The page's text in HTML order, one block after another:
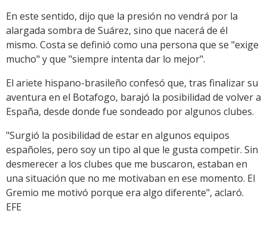
En este sentido, dijo que la presión no vendrá por la
alargada sombra de Suárez, sino que nacerá de él
mismo. Costa se definió como una persona que se "exige
mucho" y que "siempre intenta dar lo mejor".
El ariete hispano-brasileño confesó que, tras finalizar su
aventura en el Botafogo, barajó la posibilidad de volver a
España, desde donde fue sondeado por algunos clubes.
"Surgió la posibilidad de estar en algunos equipos
españoles, pero soy un tipo al que le gusta competir. Sin
desmerecer a los clubes que me buscaron, estaban en
una situación que no me motivaban en ese momento. El
Gremio me motivó porque era algo diferente", aclaró.
EFE